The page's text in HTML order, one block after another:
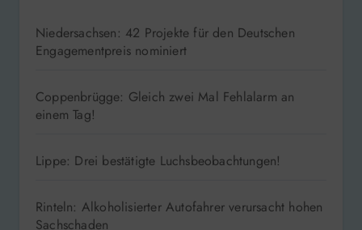
Niedersachsen: 42 Projekte für den Deutschen
Engagementpreis nominiert
Coppenbrügge: Gleich zwei Mal Fehlalarm an
einem Tag!
Lippe: Drei bestätigte Luchsbeobachtungen!
Rinteln: Alkoholisierter Autofahrer verursacht hohen
Sachschaden